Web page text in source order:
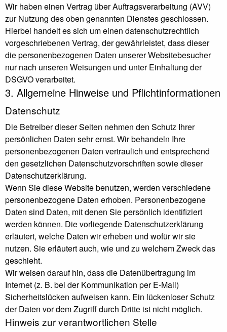
Wir haben einen Vertrag über Auftragsverarbeitung (AVV)
zur Nutzung des oben genannten Dienstes geschlossen.
Hierbei handelt es sich um einen datenschutzrechtlich
vorgeschriebenen Vertrag, der gewährleistet, dass dieser
die personenbezogenen Daten unserer Websitebesucher
nur nach unseren Weisungen und unter Einhaltung der
DSGVO verarbeitet.
3. Allgemeine Hinweise und Pflicht­informationen
Datenschutz
Die Betreiber dieser Seiten nehmen den Schutz Ihrer
persönlichen Daten sehr ernst. Wir behandeln Ihre
personenbezogenen Daten vertraulich und entsprechend
den gesetzlichen Datenschutzvorschriften sowie dieser
Datenschutzerklärung.
Wenn Sie diese Website benutzen, werden verschiedene
personenbezogene Daten erhoben. Personenbezogene
Daten sind Daten, mit denen Sie persönlich identifiziert
werden können. Die vorliegende Datenschutzerklärung
erläutert, welche Daten wir erheben und wofür wir sie
nutzen. Sie erläutert auch, wie und zu welchem Zweck das
geschieht.
Wir weisen darauf hin, dass die Datenübertragung im
Internet (z. B. bei der Kommunikation per E-Mail)
Sicherheitslücken aufweisen kann. Ein lückenloser Schutz
der Daten vor dem Zugriff durch Dritte ist nicht möglich.
Hinweis zur verantwortlichen Stelle